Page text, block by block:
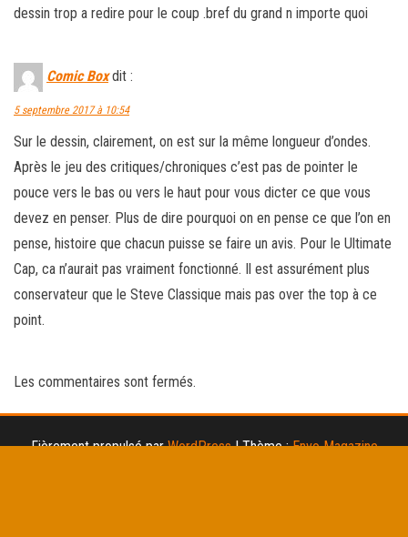
dessin trop a redire pour le coup .bref du grand n importe quoi
Comic Box dit :
5 septembre 2017 à 10:54
Sur le dessin, clairement, on est sur la même longueur d’ondes.
Après le jeu des critiques/chroniques c’est pas de pointer le
pouce vers le bas ou vers le haut pour vous dicter ce que vous
devez en penser. Plus de dire pourquoi on en pense ce que l’on en
pense, histoire que chacun puisse se faire un avis. Pour le Ultimate
Cap, ca n’aurait pas vraiment fonctionné. Il est assurément plus
conservateur que le Steve Classique mais pas over the top à ce
point.
Les commentaires sont fermés.
Fièrement propulsé parWordPress |Thème :Envo Magazine